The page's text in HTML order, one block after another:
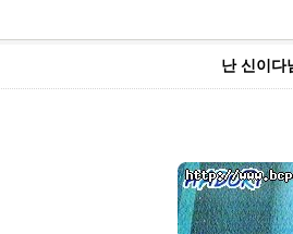
난 신이다